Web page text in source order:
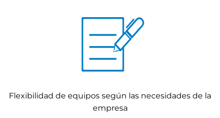
Flexibilidad de equipos según las necesidades de la
empresa